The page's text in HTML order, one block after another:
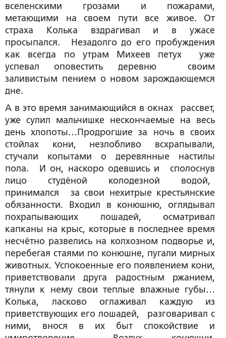
вселенскими грозами и пожарами,
метающими на своем пути все живое. От
страха Колька вздрагивал и в ужасе
просыпался. Незадолго до его пробуждения
как всегда по утрам Михеев петух уже
успевал оповестить деревню своим
заливистым пением о новом зарождающемся
дне.
А в это время занимающийся в окнах рассвет,
уже сулил мальчишке нескончаемые на весь
день хлопоты…Продрогшие за ночь в своих
стойлах кони, незлобливо всхрапывали,
стучали копытами о деревянные настилы
пола. И он, наскоро одевшись и сполоснув
лицо студёной колодезной водой,
принимался за свои нехитрые крестьянские
обязанности. Входил в конюшню, оглядывал
похрапывающих лошадей, осматривал
капканы на крыс, которые в последнее время
несчётно развелись на колхозном подворье и,
перебегая стаями по конюшне, пугали мирных
животных. Успокоенные его появлением кони,
приветствовали друга радостным ржанием,
тянули к нему свои теплые влажные губы…
Колька, ласково оглаживал каждую из
приветствующих его лошадей, разговаривал с
ними, внося в их быт спокойствие и